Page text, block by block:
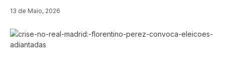
13 de Maio, 2026